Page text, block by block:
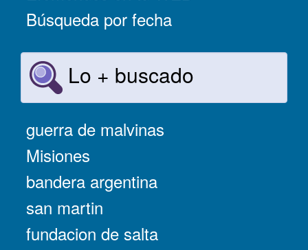
Búsqueda por fecha
Lo + buscado
guerra de malvinas
Misiones
bandera argentina
san martin
fundacion de salta